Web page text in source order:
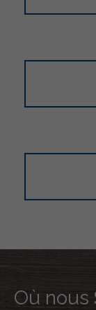
Où nous